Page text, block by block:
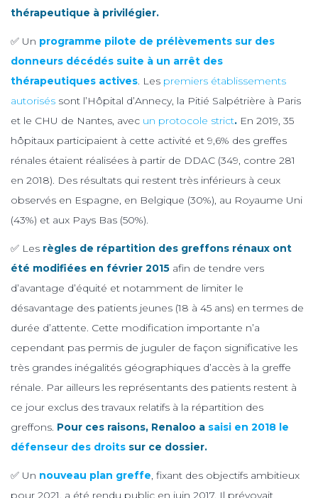
thérapeutique à privilégier.
✅ Un programme pilote de prélèvements sur des
donneurs décédés suite à un arrêt des
thérapeutiques actives. Les premiers établissements
autorisés sont l’Hôpital d’Annecy, la Pitié Salpétrière à Paris
et le CHU de Nantes, avec un protocole strict. En 2019, 35
hôpitaux participaient à cette activité et 9,6% des greffes
rénales étaient réalisées à partir de DDAC (349, contre 281
en 2018). Des résultats qui restent très inférieurs à ceux
observés en Espagne, en Belgique (30%), au Royaume Uni
(43%) et aux Pays Bas (50%).
✅ Les règles de répartition des greffons rénaux ont
été modifiées en février 2015 afin de tendre vers
d’avantage d’équité et notamment de limiter le
désavantage des patients jeunes (18 à 45 ans) en termes de
durée d’attente. Cette modification importante n’a
cependant pas permis de juguler de façon significative les
très grandes inégalités géographiques d’accès à la greffe
rénale. Par ailleurs les représentants des patients restent à
ce jour exclus des travaux relatifs à la répartition des
greffons. Pour ces raisons, Renaloo a saisi en 2018 le
défenseur des droits sur ce dossier.
✅ Un nouveau plan greffe, fixant des objectifs ambitieux
pour 2021, a été rendu public en juin 2017. Il prévoyait